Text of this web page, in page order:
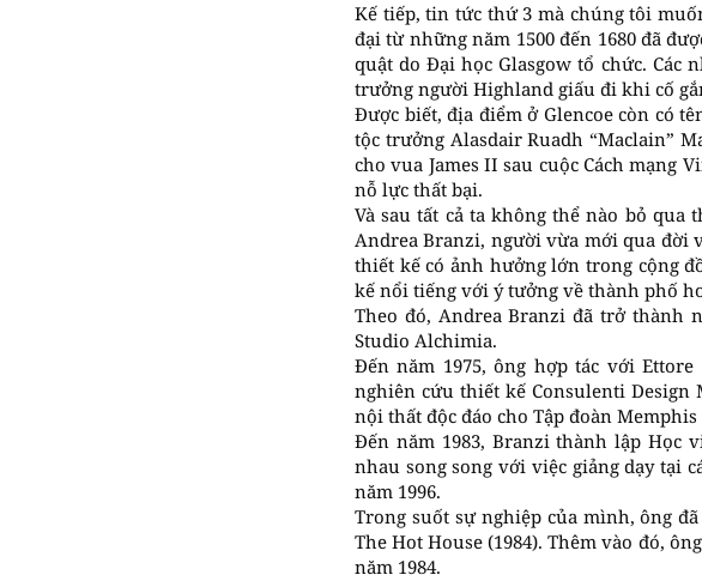
Kế tiếp, tin tức thứ 3 mà chúng tôi
đại từ những năm 1500 đến 1680 đã
quật do Đại học Glasgow tổ chức. Các
trưởng người Highland giấu đi khi cố
Được biết, địa điểm ở Glencoe còn có
tộc trưởng Alasdair Ruadh “Maclain”
cho vua James II sau cuộc Cách mạng
nỗ lực thất bại.
Và sau tất cả ta không thể nào bỏ
Andrea Branzi, người vừa mới qua đời
thiết kế có ảnh hưởng lớn trong cộng
kế nổi tiếng với ý tưởng về thành phố
Theo đó, Andrea Branzi đã trở thành
Studio Alchimia.
Đến năm 1975, ông hợp tác với
nghiên cứu thiết kế Consulenti Design
nội thất độc đáo cho Tập đoàn
Đến năm 1983, Branzi thành lập Học
nhau song song với việc giảng dạy tại
năm 1996.
Trong suốt sự nghiệp của mình, ông
The Hot House (1984). Thêm vào đó,
năm 1984.